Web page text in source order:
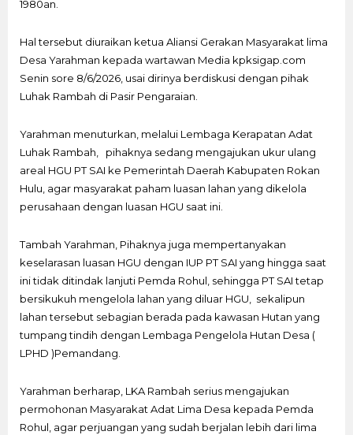
1980an.
Hal tersebut diuraikan ketua Aliansi Gerakan Masyarakat lima
Desa Yarahman kepada wartawan Media kpksigap.com
Senin sore 8/6/2026, usai dirinya berdiskusi dengan pihak
Luhak Rambah di Pasir Pengaraian.
Yarahman menuturkan, melalui Lembaga Kerapatan Adat
Luhak Rambah, pihaknya sedang mengajukan ukur ulang
areal HGU PT SAI ke Pemerintah Daerah Kabupaten Rokan
Hulu, agar masyarakat paham luasan lahan yang dikelola
perusahaan dengan luasan HGU saat ini.
Tambah Yarahman, Pihaknya juga mempertanyakan
keselarasan luasan HGU dengan IUP PT SAI yang hingga saat
ini tidak ditindak lanjuti Pemda Rohul, sehingga PT SAI tetap
bersikukuh mengelola lahan yang diluar HGU, sekalipun
lahan tersebut sebagian berada pada kawasan Hutan yang
tumpang tindih dengan Lembaga Pengelola Hutan Desa (
LPHD )Pemandang.
Yarahman berharap, LKA Rambah serius mengajukan
permohonan Masyarakat Adat Lima Desa kepada Pemda
Rohul, agar perjuangan yang sudah berjalan lebih dari lima